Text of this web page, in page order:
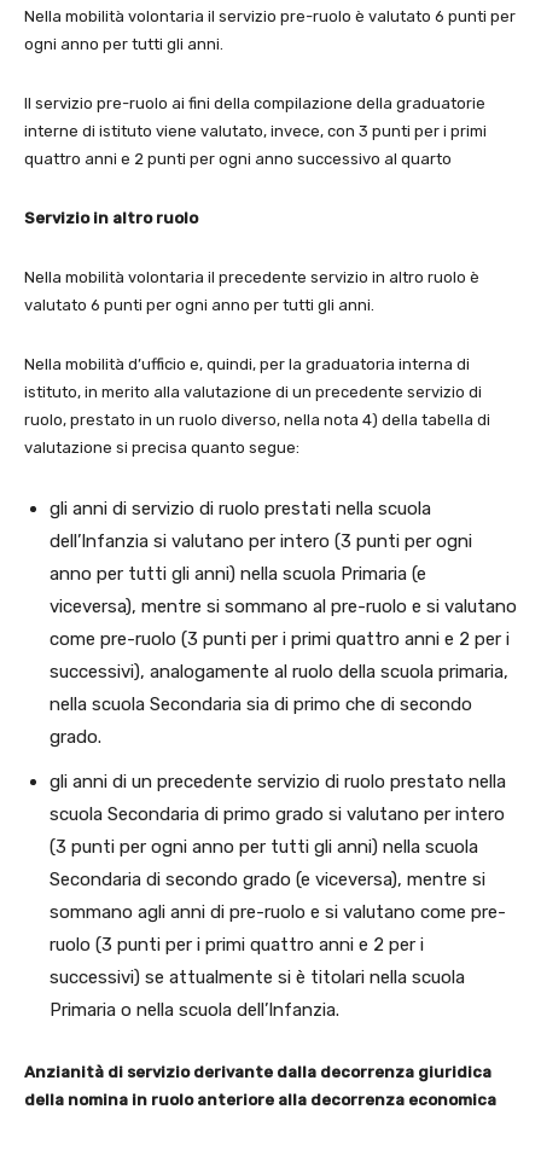
Nella mobilità volontaria il servizio pre-ruolo è valutato 6 punti per
ogni anno per tutti gli anni.
Il servizio pre-ruolo ai fini della compilazione della graduatorie
interne di istituto viene valutato, invece, con 3 punti per i primi
quattro anni e 2 punti per ogni anno successivo al quarto
Servizio in altro ruolo
Nella mobilità volontaria il precedente servizio in altro ruolo è
valutato 6 punti per ogni anno per tutti gli anni.
Nella mobilità d’ufficio e, quindi, per la graduatoria interna di
istituto, in merito alla valutazione di un precedente servizio di
ruolo, prestato in un ruolo diverso, nella nota 4) della tabella di
valutazione si precisa quanto segue:
gli anni di servizio di ruolo prestati nella scuola
dell’Infanzia si valutano per intero (3 punti per ogni
anno per tutti gli anni) nella scuola Primaria (e
viceversa), mentre si sommano al pre-ruolo e si valutano
come pre-ruolo (3 punti per i primi quattro anni e 2 per i
successivi), analogamente al ruolo della scuola primaria,
nella scuola Secondaria sia di primo che di secondo
grado.
gli anni di un precedente servizio di ruolo prestato nella
scuola Secondaria di primo grado si valutano per intero
(3 punti per ogni anno per tutti gli anni) nella scuola
Secondaria di secondo grado (e viceversa), mentre si
sommano agli anni di pre-ruolo e si valutano come pre-
ruolo (3 punti per i primi quattro anni e 2 per i
successivi) se attualmente si è titolari nella scuola
Primaria o nella scuola dell’Infanzia.
Anzianità di servizio derivante dalla decorrenza giuridica
della nomina in ruolo anteriore alla decorrenza economica